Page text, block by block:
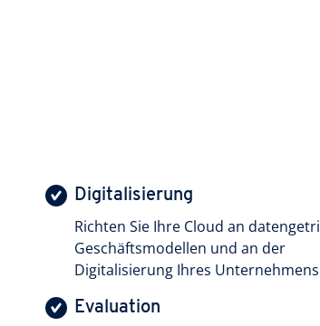
Digitalisierung
Richten Sie Ihre Cloud an
Geschäftsmodellen und an der
Digitalisierung Ihres
Evaluation